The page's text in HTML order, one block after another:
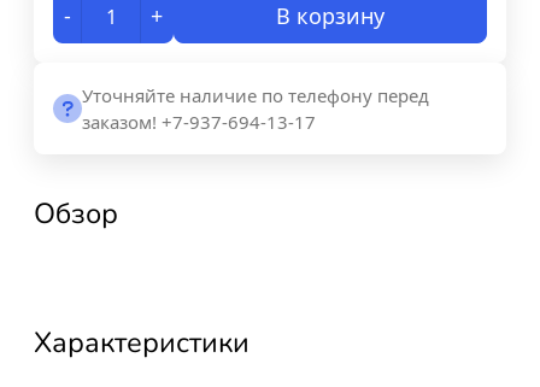
- + В корзину
Уточняйте наличие по телефону перед
заказом! +7-937-694-13-17
Обзор
Характеристики